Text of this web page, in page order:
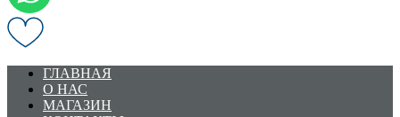
ГЛАВНАЯ
О НАС
МАГАЗИН